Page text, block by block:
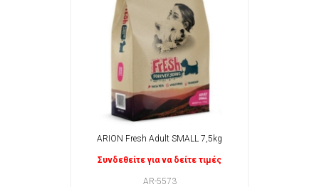
ARION Fresh Adult SMALL 7,5kg
Συνδεθείτε για να δείτε τιμές
AR-5573